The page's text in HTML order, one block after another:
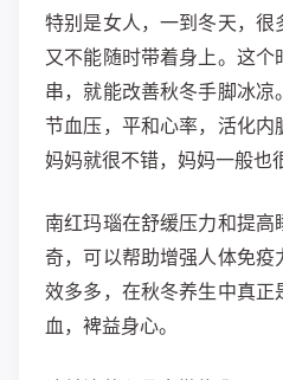
特别是女人，一到冬天，很
又不能随时带着身上。这
串，就能改善秋冬手脚冰凉
节血压，平和心率，活化
妈妈就很不错，妈妈一般也
南红玛瑙在舒缓压力和提
奇，可以帮助增强人体免疫
效多多，在秋冬养生中真正
血，裨益身心。